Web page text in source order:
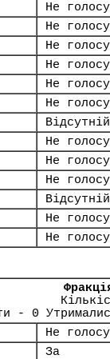
Не
Не
Не
Не
Не
Не
Відсутній
Не
Не
Не
Відсутній
Не
Не
- 0
Не
За